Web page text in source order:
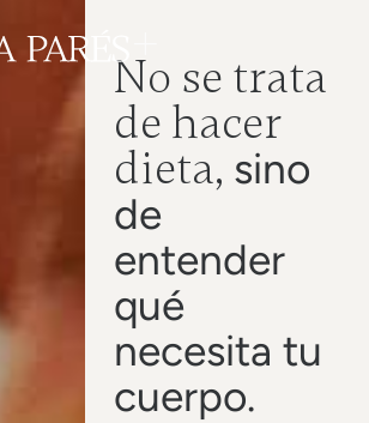
No se trata
de hacer
dieta, sino
de
entender
qué
necesita tu
cuerpo.